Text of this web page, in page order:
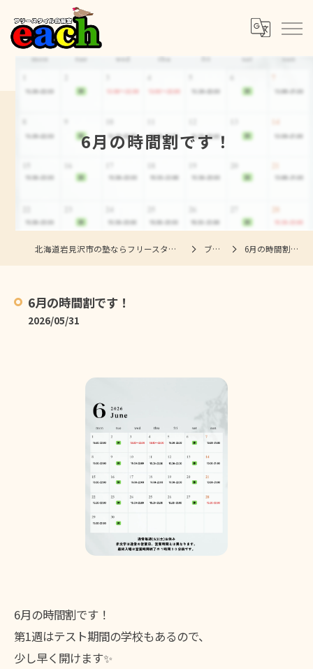
6月の時間割です！
北海道岩見沢市の塾ならフリースタイル自習室each ブログ 6月の時間割です！
6月の時間割です！
2026/05/31
6月の時間割です！
第1週はテスト期間の学校もあるので、
少し早く開けます✨